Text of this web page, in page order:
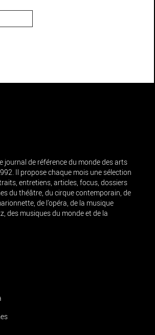
journal de référence du monde des arts
Il propose chaque mois une sélection
entretiens, articles, focus, dossiers
du théâtre, du cirque contemporain, de
de l’opéra, de la musique
des musiques du monde et de la